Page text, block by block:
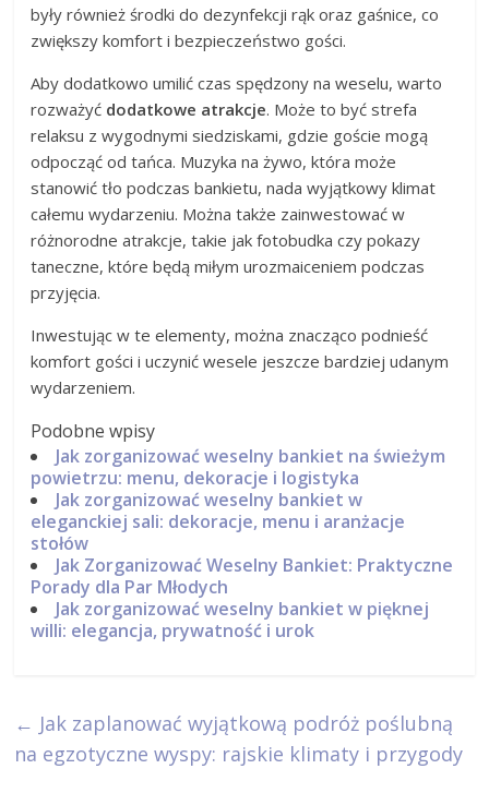
były również środki do dezynfekcji rąk oraz gaśnice, co
zwiększy komfort i bezpieczeństwo gości.
Aby dodatkowo umilić czas spędzony na weselu, warto
rozważyć dodatkowe atrakcje. Może to być strefa
relaksu z wygodnymi siedziskami, gdzie goście mogą
odpocząć od tańca. Muzyka na żywo, która może
stanowić tło podczas bankietu, nada wyjątkowy klimat
całemu wydarzeniu. Można także zainwestować w
różnorodne atrakcje, takie jak fotobudka czy pokazy
taneczne, które będą miłym urozmaiceniem podczas
przyjęcia.
Inwestując w te elementy, można znacząco podnieść
komfort gości i uczynić wesele jeszcze bardziej udanym
wydarzeniem.
Podobne wpisy
Jak zorganizować weselny bankiet na świeżym
powietrzu: menu, dekoracje i logistyka
Jak zorganizować weselny bankiet w
eleganckiej sali: dekoracje, menu i aranżacje
stołów
Jak Zorganizować Weselny Bankiet: Praktyczne
Porady dla Par Młodych
Jak zorganizować weselny bankiet w pięknej
willi: elegancja, prywatność i urok
← Jak zaplanować wyjątkową podróż poślubną
na egzotyczne wyspy: rajskie klimaty i przygody